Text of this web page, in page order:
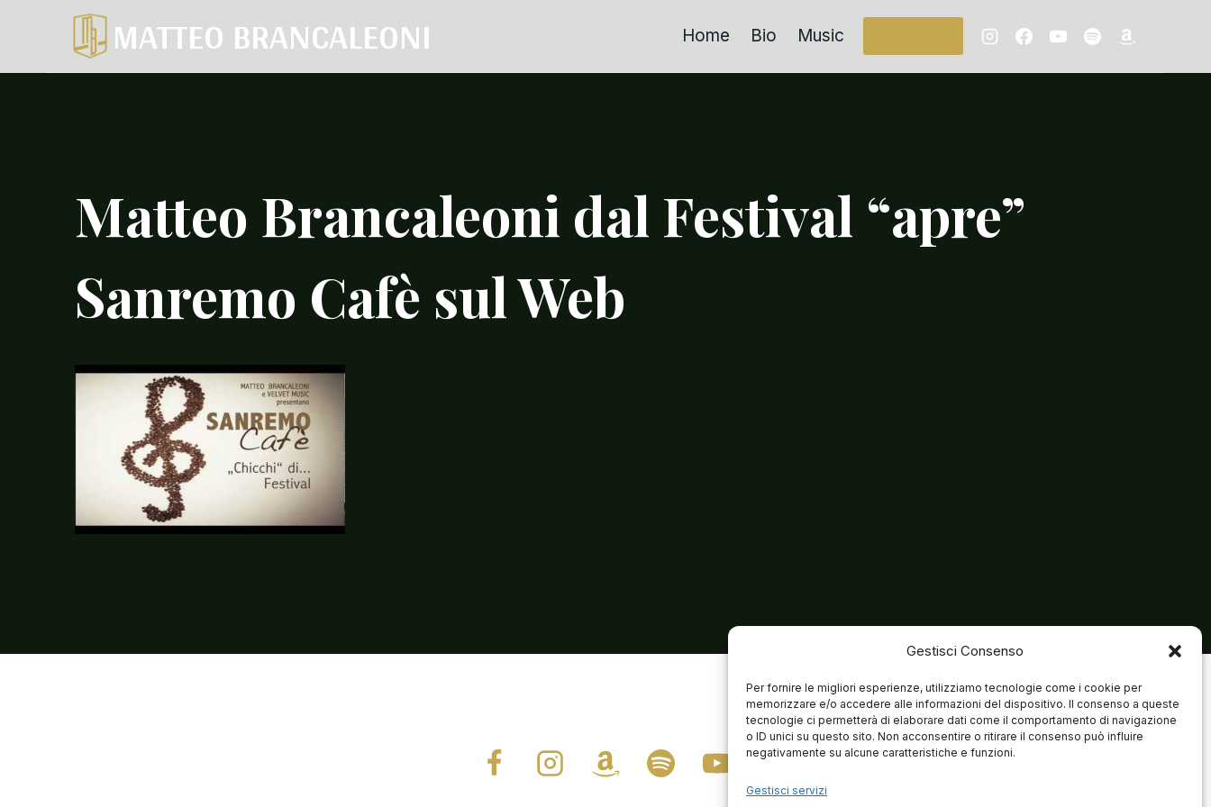
Gestisci Consenso
Per fornire le migliori esperienze, utilizziamo tecnologie come i cookie per
memorizzare e/o accedere alle informazioni del dispositivo. Il consenso a queste
tecnologie ci permetterà di elaborare dati come il comportamento di navigazione
o ID unici su questo sito. Non acconsentire o ritirare il consenso può influire
negativamente su alcune caratteristiche e funzioni.
Gestisci servizi
contenuto
MATTEO BRANCALEONI Home Bio Music
Matteo Brancaleoni dal Festival “apre”
Sanremo Cafè sul Web